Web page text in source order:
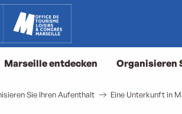
Marseille entdecken Organisieren
Sie Ihren Aufenthalt Eine Unterkunft in